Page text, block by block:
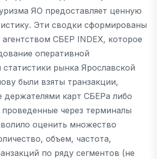
ЯО предоставляет ценную
Эти сводки сформированы
СБЕР INDEX, которое
оперативной
рынка Ярославской
были взяты транзакции,
держателями карт СБЕРа либо
проведенные через терминалы
оценить множество
объем, частота,
по ряду сегментов (не